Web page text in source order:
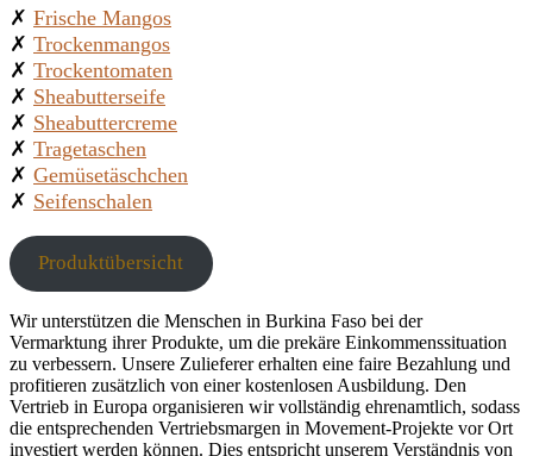
✗ Frische Mangos
✗ Trockenmangos
✗ Trockentomaten
✗ Sheabutterseife
✗ Sheabuttercreme
✗ Tragetaschen
✗ Gemüsetäschchen
✗ Seifenschalen
Produktübersicht
Wir unterstützen die Menschen in Burkina Faso bei der
Vermarktung ihrer Produkte, um die prekäre Einkommenssituation
zu verbessern. Unsere Zulieferer erhalten eine faire Bezahlung und
profitieren zusätzlich von einer kostenlosen Ausbildung. Den
Vertrieb in Europa organisieren wir vollständig ehrenamtlich, sodass
die entsprechenden Vertriebsmargen in Movement-Projekte vor Ort
investiert werden können. Dies entspricht unserem Verständnis von